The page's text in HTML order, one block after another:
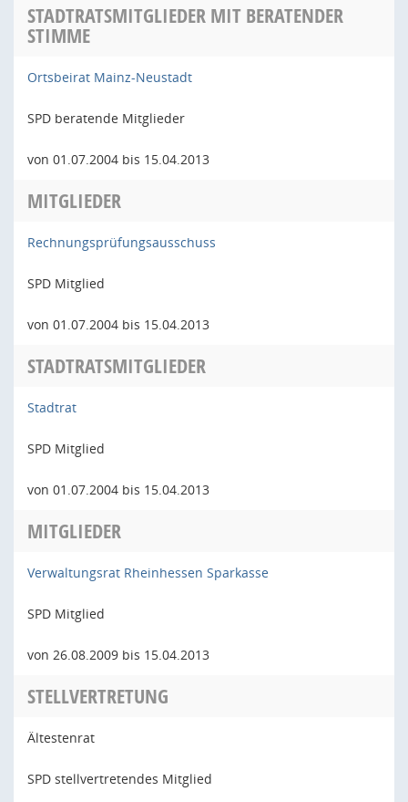
STADTRATSMITGLIEDER MIT BERATENDER
STIMME
Ortsbeirat Mainz-Neustadt
SPD beratende Mitglieder
von 01.07.2004 bis 15.04.2013
MITGLIEDER
Rechnungsprüfungsausschuss
SPD Mitglied
von 01.07.2004 bis 15.04.2013
STADTRATSMITGLIEDER
Stadtrat
SPD Mitglied
von 01.07.2004 bis 15.04.2013
MITGLIEDER
Verwaltungsrat Rheinhessen Sparkasse
SPD Mitglied
von 26.08.2009 bis 15.04.2013
STELLVERTRETUNG
Ältestenrat
SPD stellvertretendes Mitglied